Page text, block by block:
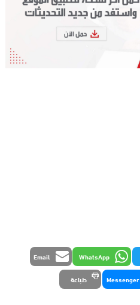
WhatsApp
Email
Messenger طباعة